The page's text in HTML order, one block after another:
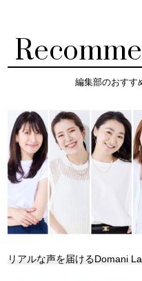
編集部のおすす
リアルな声を届けるDomani